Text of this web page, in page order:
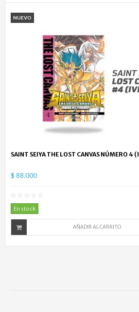
NUEVO
SAINT SEIYA THE LOST CANVAS NÚMERO 4
$ 88.000
En stock
AÑADIR AL CARRITO